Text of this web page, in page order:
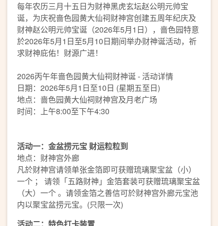
每年农历三月十五日为财神黑虎玄坛赵公明元帅宝
诞，为庆祝啬色园黄大仙祠财神宫创建五周年纪庆及
财神赵公明元帅宝诞（2026年5月1日），啬色园特意
於2026年5月1日至5月10日期间举办财神诞活动，祈
求财神庇佑！财源广进！
2026丙午年啬色园黄大仙祠财神诞 - 活动详情
日期：2026年5月1日至10日 (星期五至日)
地点：啬色园黄大仙祠财神宫及月老广场
时间：上午8:00至下午4:30
活动一：金盆捞元宝 财运粒粒到
地点：财神宫外廊
凡於财神宫请领单张金箔即可获赠琉璃聚宝盆（小）
一个 ； 请领「五路财神」金箔套装可获赠琉璃聚宝盆
（大）一个 。请领金箔之善信可於财神宫外廊元宝池
内以聚宝盆捞元宝。(只限一次)